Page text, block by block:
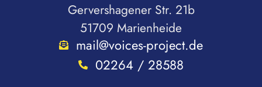
Gervershagener Str. 21b
51709 Marienheide
mail@voices-project.de
02264 / 28588